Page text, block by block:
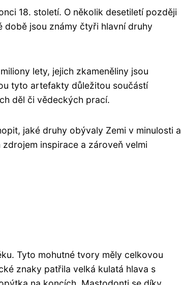
18. století. O několik desetiletí později
době jsou známy čtyři hlavní druhy
lety, jejich zkameněliny jsou
tyto artefakty důležitou součástí
děl či vědeckých prací.
jaké druhy obývaly Zemi v minulosti a
inspirace a zároveň velmi
Tyto mohutné tvory měly celkovou
znaky patřila velká kulatá hlava s